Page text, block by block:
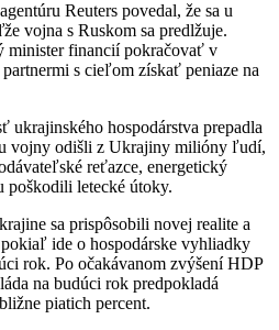
Reuters povedal, že sa u
vojna s Ruskom sa predlžuje.
minister financií pokračovať v
s cieľom získať peniaze na
hospodárstva prepadla
vojny odišli z Ukrajiny milióny ľudí,
reťazce, energetický
poškodili letecké útoky.
sa prispôsobili novej realite a
ide o hospodárske vyhliadky
rok. Po očakávanom zvýšení HDP
na budúci rok predpokladá
piatich percent.